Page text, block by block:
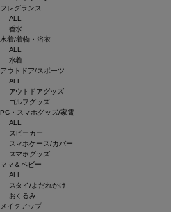
フレグランス
ALL
香水
水着/着物・浴衣
ALL
水着
アウトドア/スポーツ
ALL
アウトドアグッズ
ゴルフグッズ
PC・スマホグッズ/家電
ALL
スピーカー
スマホケース/カバー
スマホグッズ
ママ＆ベビー
ALL
スタイ/よだれかけ
おくるみ
メイクアップ